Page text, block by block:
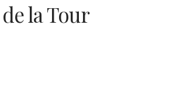
la Tour